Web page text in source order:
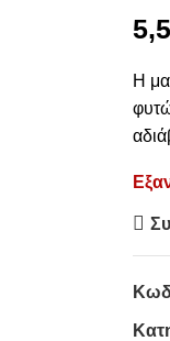
Η